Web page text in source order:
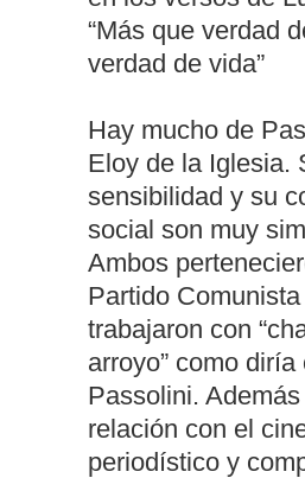
“Más que verdad
verdad de vida”
Hay mucho de
Eloy de la Iglesia.
sensibilidad y su
social son muy
Ambos
Partido
trabajaron con
arroyo” como diría
Passolini.
relación con el
periodístico y